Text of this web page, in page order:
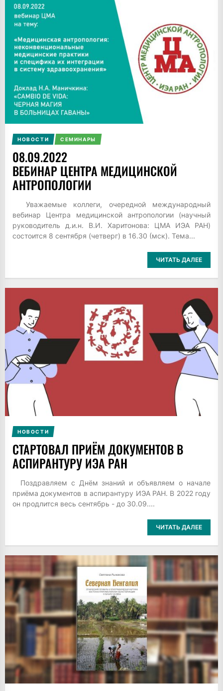
НОВОСТИ СЕМИНАРЫ
08.09.2022
ВЕБИНАР ЦЕНТРА МЕДИЦИНСКОЙ
АНТРОПОЛОГИИ
Уважаемые коллеги, очередной международный
вебинар Центра медицинской антропологии (научный
руководитель д.и.н. В.И. Харитонова: ЦМА ИЭА РАН)
состоится 8 сентября (четверг) в 16.30 (мск). Тема...
ЧИТАТЬ ДАЛЕЕ
НОВОСТИ
СТАРТОВАЛ ПРИЁМ ДОКУМЕНТОВ В
АСПИРАНТУРУ ИЭА РАН
Поздравляем с Днём знаний и объявляем о начале
приёма документов в аспирантуру ИЭА РАН. В 2022 году
он продлится весь сентябрь - до 30.09....
ЧИТАТЬ ДАЛЕЕ